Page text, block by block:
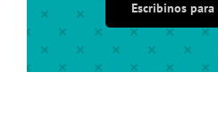
Escribinos para